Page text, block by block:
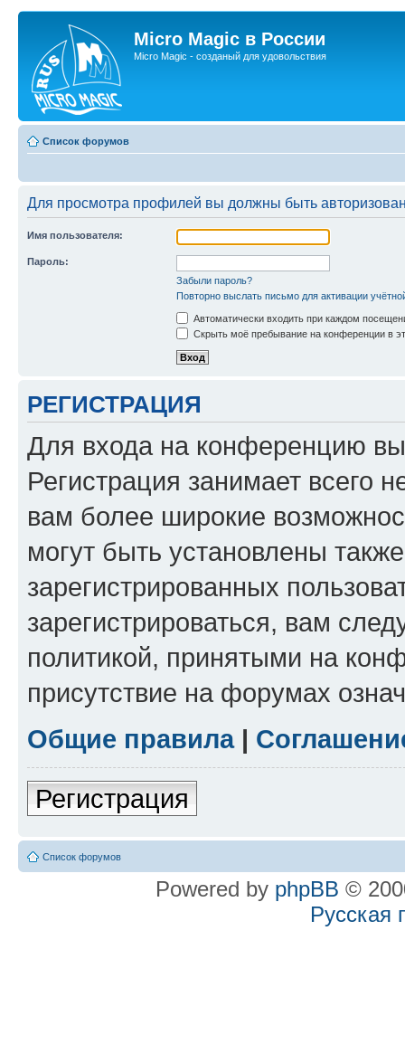
Micro Magic в России
Micro Magic - созданый для удовольствия
Список форумов
Для просмотра профилей вы должны быть
Имя пользователя:
Пароль:
Забыли пароль?
Повторно выслать письмо для активации
Автоматически входить при каждом
Скрыть моё пребывание на конференции в
РЕГИСТРАЦИЯ
Для входа на конференцию
Регистрация занимает всего
вам более широкие
могут быть установлены
зарегистрированных
зарегистрироваться, вам
политикой, принятыми на
присутствие на форумах
Общие правила|
Регистрация
Список форумов
Powered by phpBB ©
Русская